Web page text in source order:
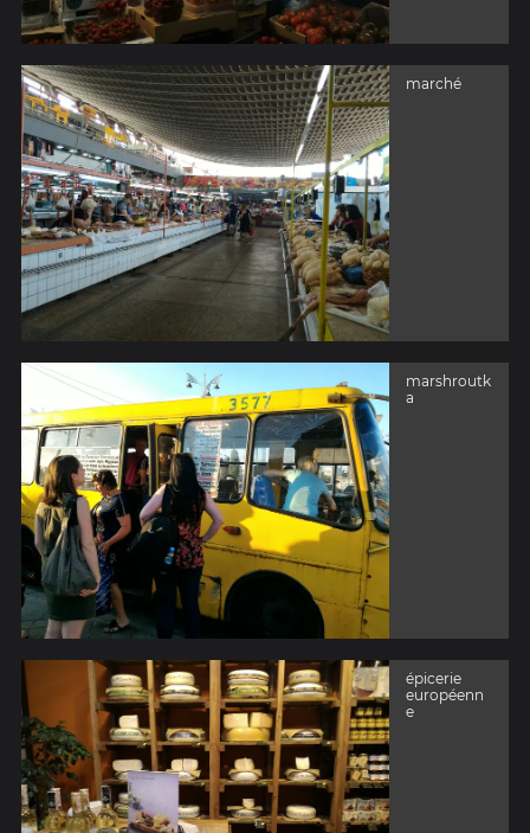
marché
marshroutk
a
épicerie
européenn
e